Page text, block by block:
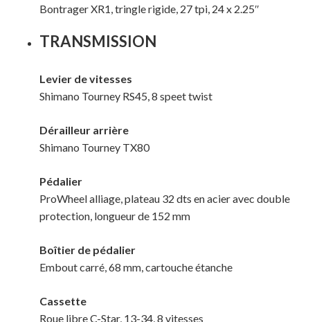
Bontrager XR1, tringle rigide, 27 tpi, 24 x 2.25″
TRANSMISSION
Levier de vitesses
Shimano Tourney RS45, 8 speet twist
Dérailleur arrière
Shimano Tourney TX80
Pédalier
ProWheel alliage, plateau 32 dts en acier avec double
protection, longueur de 152 mm
Boîtier de pédalier
Embout carré, 68 mm, cartouche étanche
Cassette
Roue libre C-Star, 13-34, 8 vitesses